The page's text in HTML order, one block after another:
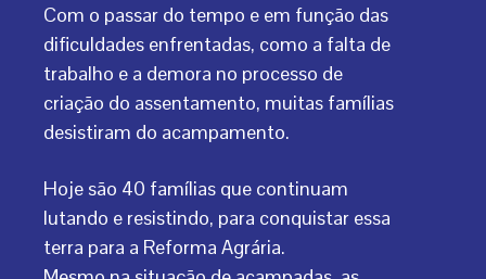
Com o passar do tempo e em função das
dificuldades enfrentadas, como a falta de
trabalho e a demora no processo de
criação do assentamento, muitas famílias
desistiram do acampamento.
Hoje são 40 famílias que continuam
lutando e resistindo, para conquistar essa
terra para a Reforma Agrária.